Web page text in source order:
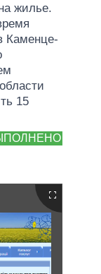
жилье.
Каменце-
15